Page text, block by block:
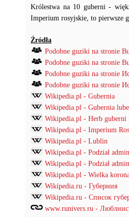
Królestwa na 10 guberni -
Imperium rosyjskie, to pierwsze
Źródła
Podobne guziki na stronie
Podobne guziki na stronie
Podobne guziki na stronie
Podobne guziki na stronie
Wikipedia.pl - Gubernia
Wikipedia.pl - Gubernia
Wikipedia.pl - Herb guberni
Wikipedia.pl - Imperium
Wikipedia.pl - Lublin
Wikipedia.pl - Podział
Wikipedia.pl - Podział
Wikipedia.pl - Wielka
Wikipedia.ru - Губерния
Wikipedia.ru - Список
www.runivers.ru -